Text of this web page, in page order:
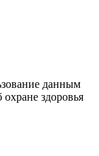
данным
здоровья